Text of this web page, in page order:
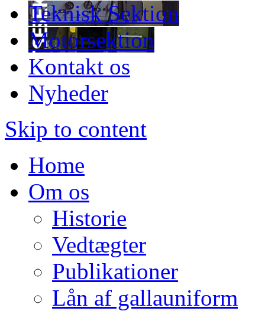
Teknisk Sektion
Motorsektion
Kontakt os
Nyheder
Skip to content
Home
Om os
Historie
Vedtægter
Publikationer
Lån af gallauniform